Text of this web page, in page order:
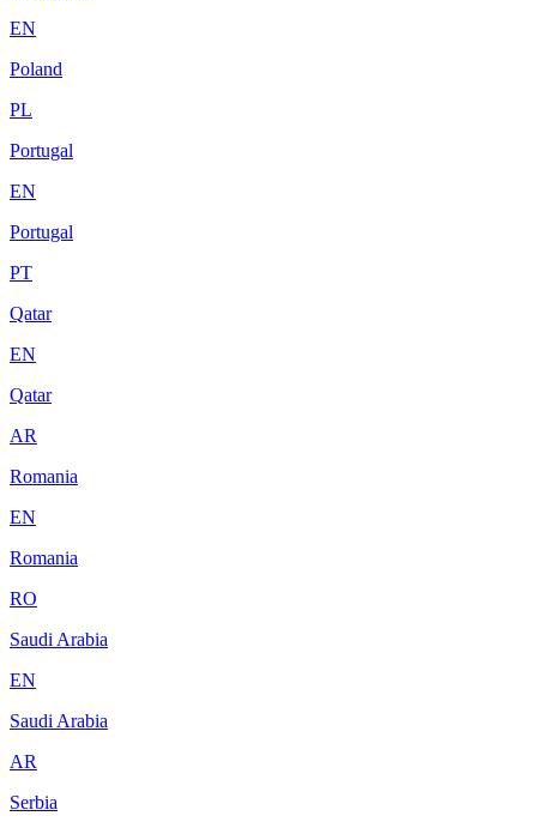
EN
Poland
PL
Portugal
EN
Portugal
PT
Qatar
EN
Qatar
AR
Romania
EN
Romania
RO
Saudi Arabia
EN
Saudi Arabia
AR
Serbia